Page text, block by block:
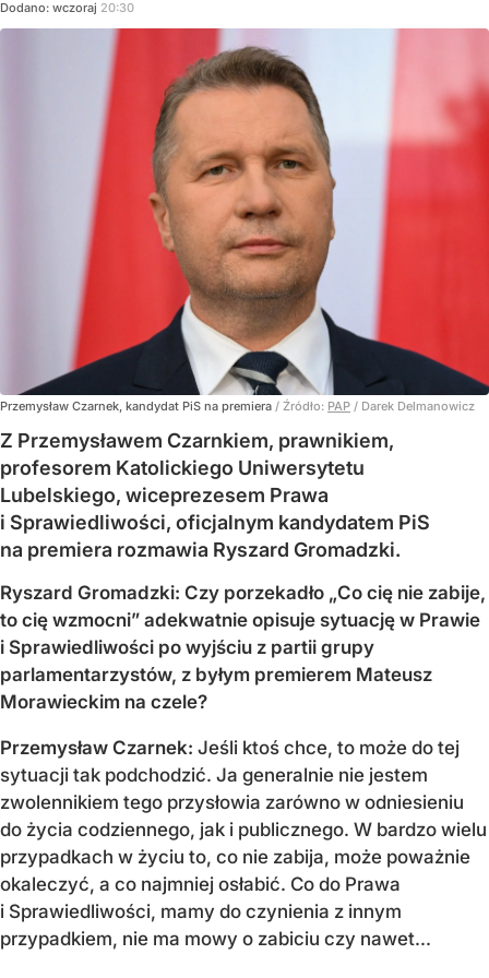
Dodano: wczoraj 20:30
Przemysław Czarnek, kandydat PiS na premiera / Źródło: PAP / Darek Delmanowicz
Z Przemysławem Czarnkiem, prawnikiem,
profesorem Katolickiego Uniwersytetu
Lubelskiego, wiceprezesem Prawa
i Sprawiedliwości, oficjalnym kandydatem PiS
na premiera rozmawia Ryszard Gromadzki.
Ryszard Gromadzki: Czy porzekadło „Co cię nie zabije,
to cię wzmocni” adekwatnie opisuje sytuację w Prawie
i Sprawiedliwości po wyjściu z partii grupy
parlamentarzystów, z byłym premierem Mateusz
Morawieckim na czele?
Przemysław Czarnek: Jeśli ktoś chce, to może do tej
sytuacji tak podchodzić. Ja generalnie nie jestem
zwolennikiem tego przysłowia zarówno w odniesieniu
do życia codziennego, jak i publicznego. W bardzo wielu
przypadkach w życiu to, co nie zabija, może poważnie
okaleczyć, a co najmniej osłabić. Co do Prawa
i Sprawiedliwości, mamy do czynienia z innym
przypadkiem, nie ma mowy o zabiciu czy nawet...